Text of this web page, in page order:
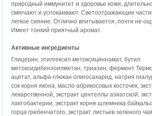
природный иммунитет и здоровье кожи,
смягчают и успокаивают. Светоотражающие
легкое сияние. Отлично впитывается, почти не
Имеет тонкий приятный аромат.
Активные ингредиенты
Глицерин, этилгексил метоксициннамат, бутил
метоксидибензоилметан, триазин, фермент
ацетат, альфа-глюкан олигосахарид, натрия
сок корня якона, масло абрикосовых косточек,
лекарственной, экстракт центеллы азиатской,
лактобактерии, экстракт корня шлемника
горца гребенчатого, экстракт листьев зеленого